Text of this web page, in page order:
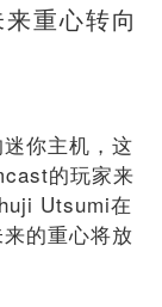
重心转向
你主机，这
的玩家来
Utsumi在
的重心将放